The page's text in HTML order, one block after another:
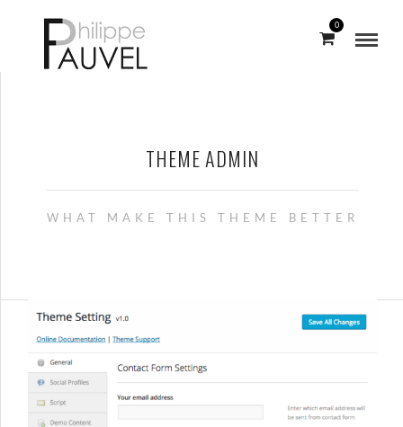
0
THEME ADMIN
WHAT MAKE THIS THEME BETTER